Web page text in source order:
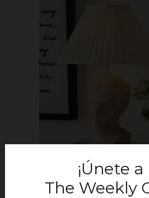
Lámparas con rostros de